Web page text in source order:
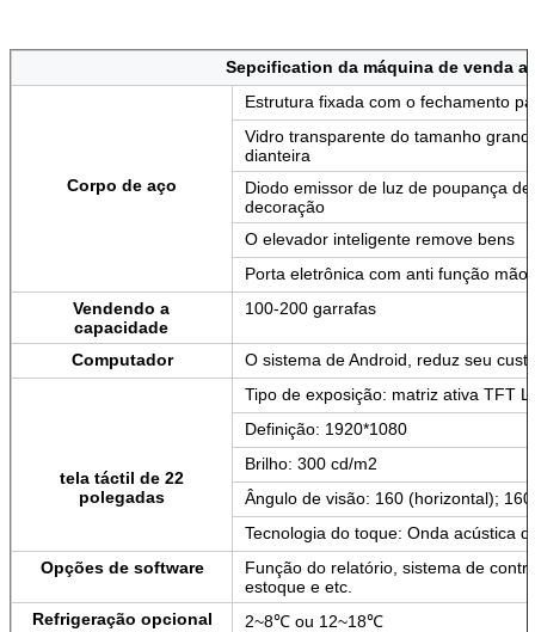
Deixe um recado
Ligaremos para você em breve!
Submeter
Sepcification da máquina de venda
Corpo de aço
Estrutura fixada com o fechamento
Vidro transparente do tamanho
dianteira
Diodo emissor de luz de poupança
decoração
O elevador inteligente remove bens
Porta eletrônica com anti função
Vendendo a
capacidade
100-200 garrafas
Computador O sistema de Android, reduz seu
tela táctil de 22
polegadas
Tipo de exposição: matriz ativa TFT
Definição: 1920*1080
Brilho: 300 cd/m2
Ângulo de visão: 160 (horizontal);
Tecnologia do toque: Onda acústica
Opções de software
Função do relatório, sistema de
estoque e etc.
Refrigeração opcional
2~8℃ ou 12~18℃